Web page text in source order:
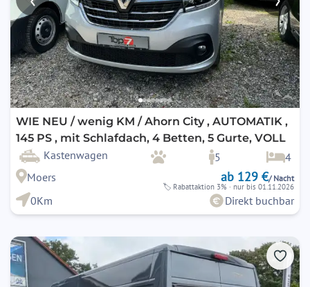
WIE NEU / wenig KM / Ahorn City , AUTOMATIK ,
145 PS , mit Schlafdach, 4 Betten, 5 Gurte, VOLL
Kastenwagen 5
4
Moers
ab 129 €/ Nacht
🏷 Rabattaktion 3% · nur bis 01.11.2026
0Km Direkt buchbar